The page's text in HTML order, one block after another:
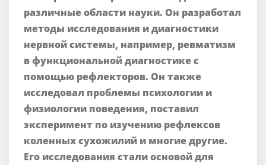
различные области науки. Он разработал
методы исследования и диагностики
нервной системы, например, ревматизм
в функциональной диагностике с
помощью рефлекторов. Он также
исследовал проблемы психологии и
физиологии поведения, поставил
эксперимент по изучению рефлексов
коленных сухожилий и многие другие.
Его исследования стали основой для